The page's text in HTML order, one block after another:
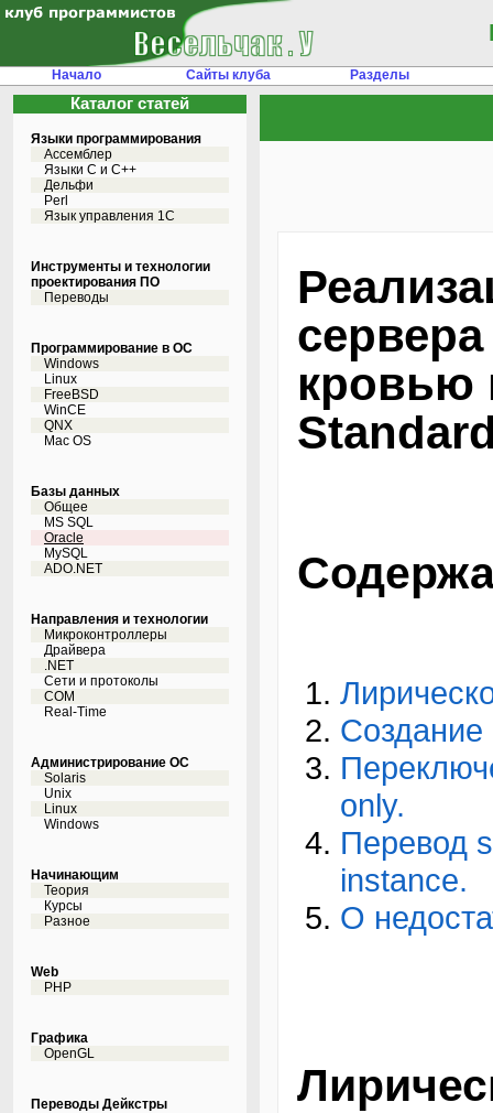
Начало Сайты клуба Разделы
Каталог статей
Языки программирования
Ассемблер
Языки С и C++
Дельфи
Perl
Язык управления 1С
Инструменты и технологии
проектирования ПО
Переводы
Программирование в ОС
Windows
Linux
FreeBSD
WinCE
QNX
Mac OS
Базы данных
Общее
MS SQL
Oracle
MySQL
ADO.NET
Направления и технологии
Микроконтроллеры
Драйвера
.NET
Сети и протоколы
COM
Real-Time
Администрирование ОС
Solaris
Unix
Linux
Windows
Начинающим
Теория
Курсы
Разное
Web
PHP
Графика
OpenGL
Переводы Дейкстры
кровью
Создание
only.
Перевод
instance.
О